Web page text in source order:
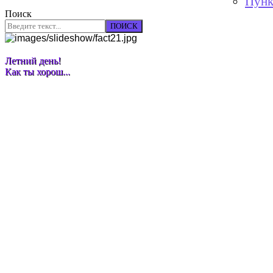
Поиск
ПОИСК
Летний день!
Как ты хорош...